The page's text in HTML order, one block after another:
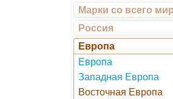
Марки со всего
Россия
Европа
Европа
Западная Европа
Восточная Европа